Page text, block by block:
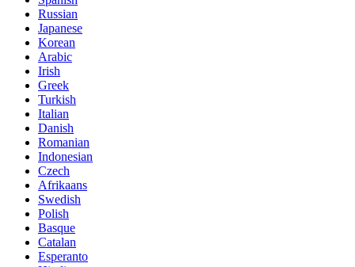
Russian
Japanese
Korean
Arabic
Irish
Greek
Turkish
Italian
Danish
Romanian
Indonesian
Czech
Afrikaans
Swedish
Polish
Basque
Catalan
Esperanto